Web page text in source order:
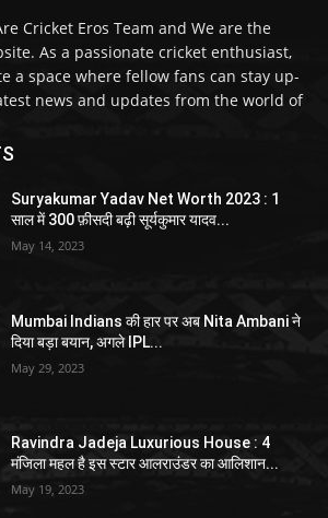
Cricket Eros Team and We are the
As a passionate cricket enthusiast,
a space where fellow fans can stay up-
news and updates from the world of
Suryakumar Yadav Net Worth 2023 : 1
साल में 300 फ़ीसदी बढ़ी सूर्यकुमार यादव...
May 14, 2023
Mumbai Indians की हार पर अब Nita Ambani ने
दिया बड़ा बयान, अगले IPL...
May 29, 2023
Ravindra Jadeja Luxurious House : 4
मंजिला महल है इस स्टार आलराउंडर का आलिशान...
May 19, 2023